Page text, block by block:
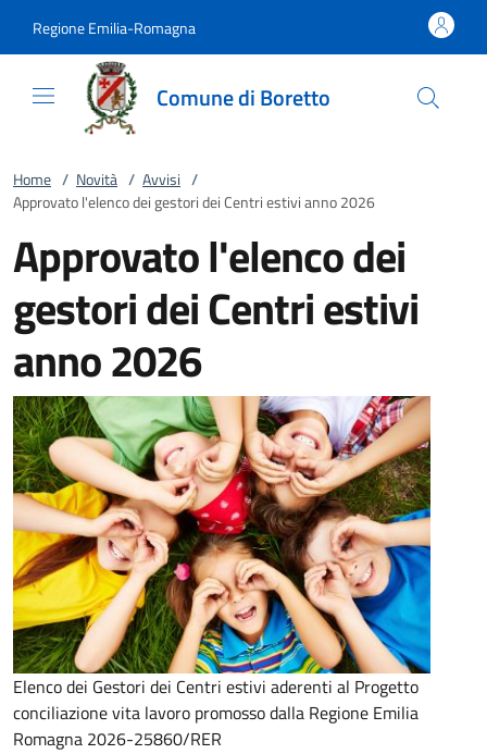
Regione Emilia-Romagna
Comune di Boretto
Home / Novità / Avvisi /
Approvato l'elenco dei gestori dei Centri estivi anno 2026
Approvato l'elenco dei
gestori dei Centri estivi
anno 2026
Elenco dei Gestori dei Centri estivi aderenti al Progetto
conciliazione vita lavoro promosso dalla Regione Emilia
Romagna 2026-25860/RER